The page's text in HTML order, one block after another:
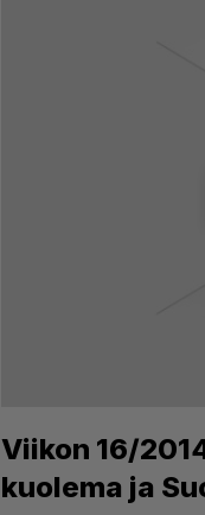
Viikon 16/
kuolema ja